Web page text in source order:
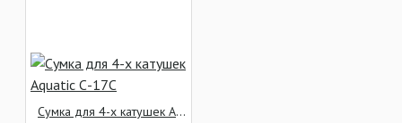
Сумка для 4-х катушек Aquatic С-17С